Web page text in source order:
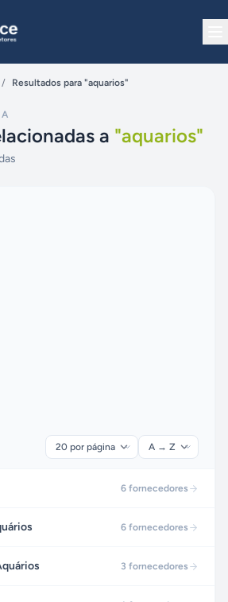
/ Resultados para "aquarios"
a "aquarios"
6 fornecedores
6 fornecedores
3 fornecedores